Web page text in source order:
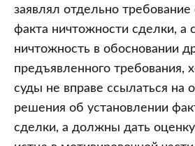
заявлял отдельно
факта ничтожности сделки, а
ничтожность в обосновании
предъявленного требования,
суды не вправе ссылаться на
решения об установлении
сделки, а должны дать